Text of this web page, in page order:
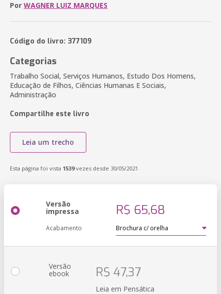
Por WAGNER LUIZ MARQUES
Código do livro: 377109
Categorias
Trabalho Social, Serviços Humanos, Estudo Dos Homens,
Educação de Filhos, Ciências Humanas E Sociais,
Administração
Compartilhe este livro
Leia um trecho
Esta página foi vista 1539vezes desde 30/05/2021
Versão
impressa R$ 65,68
Acabamento
Versão
ebook R$ 47,37
Leia em Pensática